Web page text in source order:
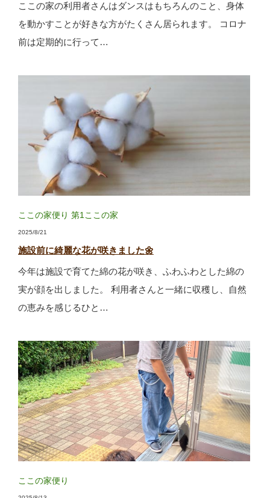
ここの家の利用者さんはダンスはもちろんのこと、身体
を動かすことが好きな方がたくさん居られます。 コロナ
前は定期的に行って…
ここの家便り 第1ここの家
2025/8/21
施設前に綺麗な花が咲きました🌼
今年は施設で育てた綿の花が咲き、ふわふわとした綿の
実が顔を出しました。 利用者さんと一緒に収穫し、自然
の恵みを感じるひと…
ここの家便り